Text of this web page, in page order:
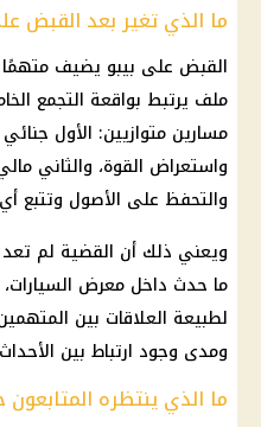
ما الذي تغير بعد القبض
القبض على بيبو يضيف
ملف يرتبط بواقعة التجمع
مسارين متوازيين: الأول
واستعراض القوة، والثاني
والتحفظ على الأصول وتتبع
ويعني ذلك أن القضية لم
ما حدث داخل معرض السيارات
لطبيعة العلاقات بين
ومدى وجود ارتباط بين الأحداث
ما الذي ينتظره المتابعون